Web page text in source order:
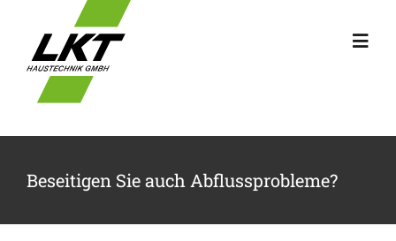
Inhalt
springen
SANITÄR
ÖLTANKS
Beseitigen Sie auch Abflussprobleme?